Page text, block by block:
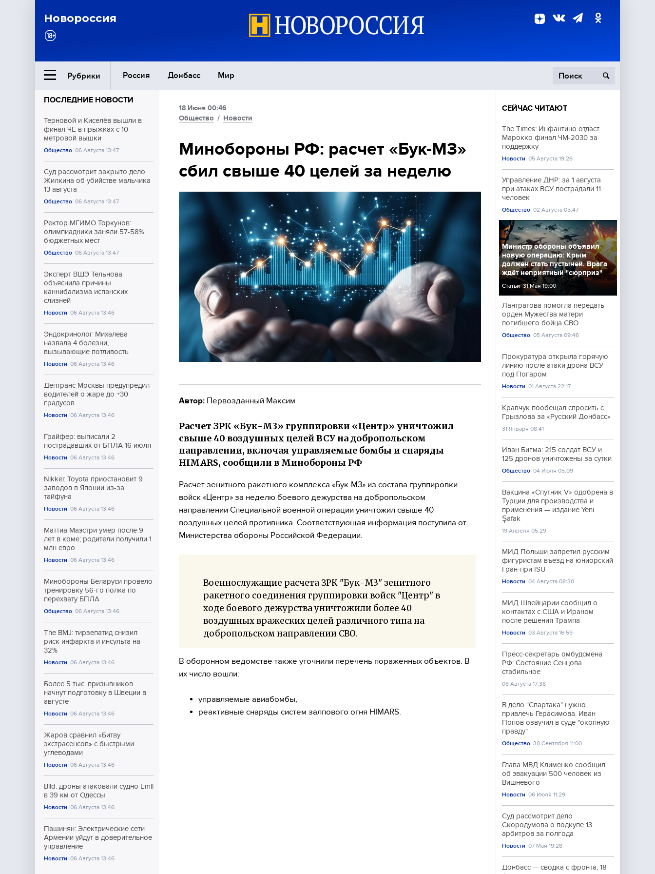
Новороссия
Рубрики Россия Донбасс Мир
Ближний Восток Политика
Общество
Экономика
Происшествия
Культура
Спорт
ПОСЛЕДНИЕ НОВОСТИ
Терновой и Киселёв вышли в
финал ЧЕ в прыжках с 10-
метровой вышки
Общество 06 Августа 13:47
Суд рассмотрит закрыто дело
Жилкина об убийстве мальчика
13 августа
Общество 06 Августа 13:47
Ректор МГИМО Торкунов:
олимпиадники заняли 57-58%
бюджетных мест
Общество 06 Августа 13:47
Эксперт ВШЭ Тельнова
объяснила причины
каннибализма испанских
слизней
Новости 06 Августа 13:46
Эндокринолог Михалева
назвала 4 болезни,
вызывающие потливость
Новости 06 Августа 13:46
Дептранс Москвы предупредил
водителей о жаре до +30
градусов
Новости 06 Августа 13:46
Грайфер: выписали 2
пострадавших от БПЛА 16 июля
Новости 06 Августа 13:46
Nikkei: Toyota приостановит 9
заводов в Японии из-за
тайфуна
Новости 06 Августа 13:46
Маттиа Маэстри умер после 9
лет в коме; родители получили 1
млн евро
Новости 06 Августа 13:46
Минобороны Беларуси провело
тренировку 56-го полка по
перехвату БПЛА
Общество 06 Августа 13:46
The BMJ: тирзепатид снизил
риск инфаркта и инсульта на
32%
Новости 06 Августа 13:46
Более 5 тыс. призывников
начнут подготовку в Швеции в
августе
Новости 06 Августа 13:46
Жаров сравнил «Битву
экстрасенсов» с быстрыми
углеводами
Новости 06 Августа 13:46
Bild: дроны атаковали судно Emil
в 39 км от Одессы
Новости 06 Августа 13:46
Пашинян: Электрические сети
Армении уйдут в доверительное
управление
Новости 06 Августа 13:46
18 Июня 00:46
Общество / Новости
Минобороны РФ: расчет «Бук-М3»
сбил свыше 40 целей за неделю
Автор: Первозданный Максим
Расчет ЗРК «Бук-М3» группировки «Центр» уничтожил
свыше 40 воздушных целей ВСУ на добропольском
направлении, включая управляемые бомбы и снаряды
HIMARS, сообщили в Минобороны РФ
Расчет зенитного ракетного комплекса «Бук-М3» из состава группировки
войск «Центр» за неделю боевого дежурства на добропольском
направлении Специальной военной операции уничтожил свыше 40
воздушных целей противника. Соответствующая информация поступила от
Министерства обороны Российской Федерации.
Военнослужащие расчета ЗРК "Бук-М3" зенитного
ракетного соединения группировки войск "Центр" в
ходе боевого дежурства уничтожили более 40
воздушных вражеских целей различного типа на
добропольском направлении СВО.
В оборонном ведомстве также уточнили перечень пораженных объектов. В
их число вошли:
управляемые авиабомбы,
реактивные снаряды систем залпового огня HIMARS.
СЕЙЧАС ЧИТАЮТ
The Times: Инфантино отдаст
Марокко финал ЧМ-2030 за
поддержку
Новости 05 Августа 19:26
Управление ДНР: за 1 августа
при атаках ВСУ пострадали 11
человек
Общество 02 Августа 05:47
Министр обороны объявил
новую операцию: Крым
должен стать пустыней. Врага
ждёт неприятный "сюрприз"
Статьи 31 Мая 19:00
Лантратова помогла передать
орден Мужества матери
погибшего бойца СВО
Общество 05 Августа 09:46
Прокуратура открыла горячую
линию после атаки дрона ВСУ
под Погаром
Новости 01 Августа 22:17
Кравчук пообещал спросить с
Грызлова за «Русский Донбасс»
31 Января 08:41
Иван Бигма: 215 солдат ВСУ и
125 дронов уничтожены за сутки
Общество 04 Июля 05:09
Вакцина «Спутник V» одобрена в
Турции для производства и
применения — издание Yeni
Şafak
19 Апреля 05:29
МИД Польши запретил русским
фигуристам въезд на юниорский
Гран-при ISU
Новости 04 Августа 08:30
МИД Швейцарии сообщил о
контактах с США и Ираном
после решения Трампа
Новости 03 Августа 16:59
Пресс-секретарь омбудсмена
РФ: Состояние Сенцова
стабильное
08 Августа 17:38
В дело "Спартака" нужно
привлечь Герасимова. Иван
Попов озвучил в суде "окопную
правду"
Общество 30 Сентября 11:00
Глава МВД Клименко сообщил
об эвакуации 500 человек из
Вишневого
Новости 06 Июля 11:29
Суд рассмотрит дело
Скородумова о подкупе 13
арбитров за полгода
Новости 07 Мая 19:28
Донбасс — сводка с фронта, 18